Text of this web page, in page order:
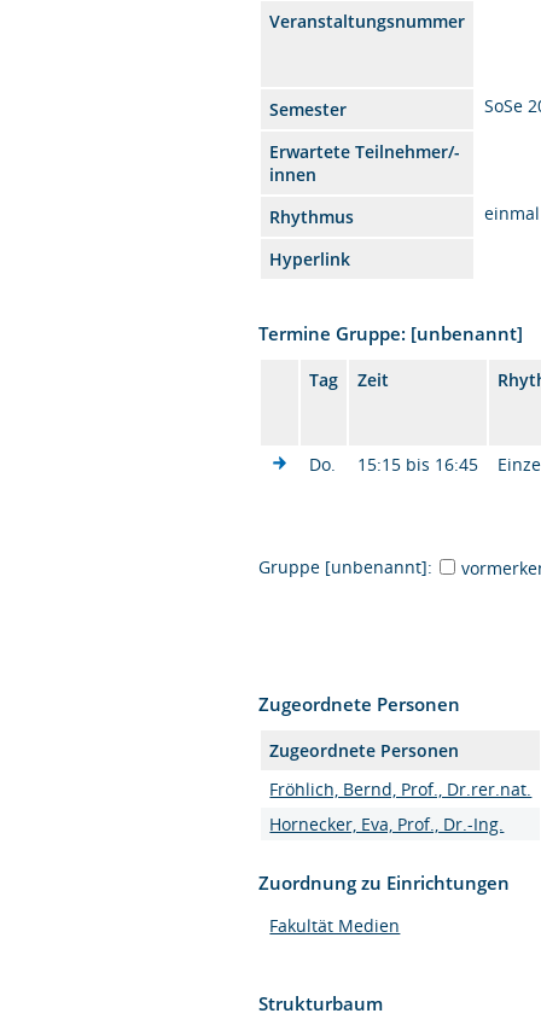
Veranstaltungsnummer
Semester
SoSe
Erwartete Teilnehmer/-
innen
Rhythmus
Hyperlink
Termine Gruppe: [unbenannt]
Tag Zeit
Do. 15:15 bis 16:45
Gruppe [unbenannt]:
Zugeordnete Personen
Zugeordnete Personen
Fröhlich, Bernd, Prof., Dr.rer.nat.
Hornecker, Eva, Prof., Dr.-Ing.
Zuordnung zu Einrichtungen
Fakultät Medien
Strukturbaum